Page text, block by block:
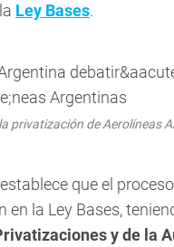
Ley Bases.
privatización de Aerolíneas
que el
en la Ley Bases,
y de la